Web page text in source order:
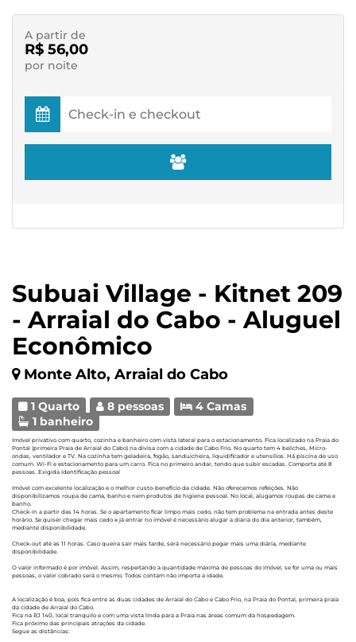
Subuai Village - Kitnet 209
- Arraial do Cabo - Aluguel
Econômico
Monte Alto, Arraial do Cabo
1 Quarto 8 pessoas
4 Camas
1 banheiro
Imóvel privativo com quarto, cozinha e banheiro com vista lateral para o estacionamento. Fica localizado na Praia do
Pontal (primeira Praia de Arraial do Cabo) na divisa com a cidade de Cabo Frio. No quarto tem 4 beliches, Micro-
ondas, ventilador e TV. Na cozinha tem geladeira, fogão, sanduicheira, liquidificador e utensílios. Há piscina de uso
comum. Wi-Fi e estacionamento para um carro. Fica no primeiro andar, tendo que subir escadas. Comporta até 8
pessoas. Exigida identificação pessoal
Imóvel com excelente localização e o melhor custo-benefício da cidade. Não oferecemos refeições. Não
disponibilizamos roupa de cama, banho e nem produtos de higiene pessoal. No local, alugamos roupas de cama e
banho.
Check-in a partir das 14 horas. Se o apartamento ficar limpo mais cedo, não tem problema na entrada antes deste
horário. Se quiser chegar mais cedo e já entrar no imóvel é necessário alugar a diária do dia anterior, também,
mediante disponibilidade.
Check-out até as 11 horas. Caso queira sair mais tarde, será necessário pegar mais uma diária, mediante
disponibilidade.
O valor informado é por imóvel. Assim, respeitando a quantidade máxima de pessoas do imóvel, se for uma ou mais
pessoas, o valor cobrado será o mesmo. Todos contam não importa a idade.
A localização é boa, pois fica entre as duas cidades de Arraial do Cabo e Cabo Frio, na Praia do Pontal, primeira praia
da cidade de Arraial do Cabo.
Fica na RJ 140, local tranquilo e com uma vista linda para a Praia nas áreas comum da hospedagem.
Fica próximo das principais atrações da cidade.
Segue as distâncias:
A partir de
R$ 56,00
por noite